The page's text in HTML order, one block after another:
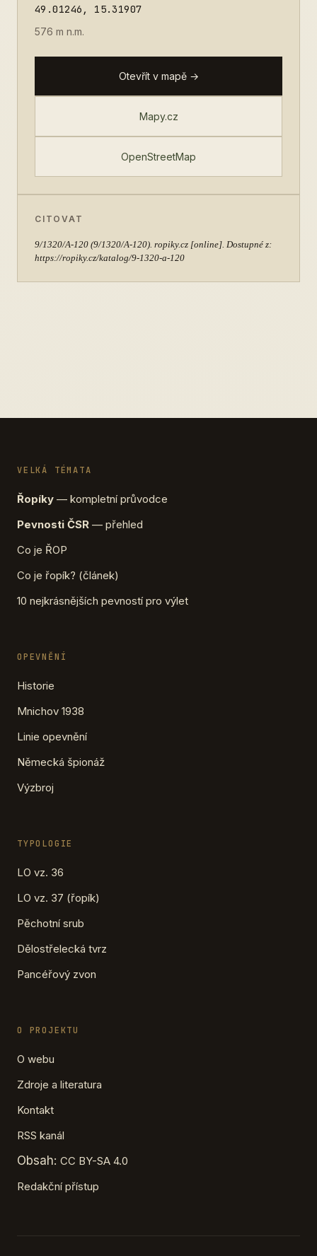
49.01246, 15.31907
576 m n.m.
Otevřít v mapě →
Mapy.cz
OpenStreetMap
CITOVAT
9/1320/A-120 (9/1320/A-120). ropiky.cz [online]. Dostupné z:
https://ropiky.cz/katalog/9-1320-a-120
VELKÁ TÉMATA
Řopíky — kompletní průvodce
Pevnosti ČSR — přehled
Co je ŘOP
Co je řopík? (článek)
10 nejkrásnějších pevností pro výlet
OPEVNĚNÍ
Historie
Mnichov 1938
Linie opevnění
Německá špionáž
Výzbroj
TYPOLOGIE
LO vz. 36
LO vz. 37 (řopík)
Pěchotní srub
Dělostřelecká tvrz
Pancéřový zvon
O PROJEKTU
O webu
Zdroje a literatura
Kontakt
RSS kanál
Obsah: CC BY-SA 4.0
Redakční přístup